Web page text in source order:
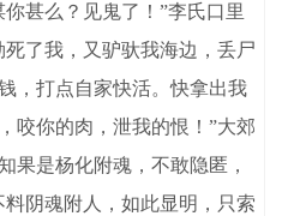
甚么？见鬼了！”李氏口里
了我，又驴驮我海边，丢尸
，打点自家快活。快拿出我
咬你的肉，泄我的恨！”大郊
果是杨化附魂，不敢隐匿，
阴魂附人，如此显明，只索